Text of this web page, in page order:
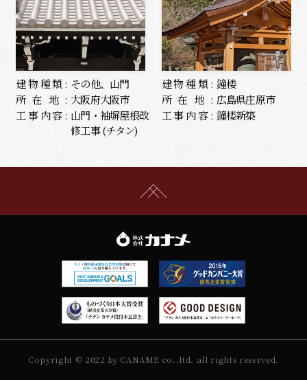
建物種類: その他、山門
所在地: 大阪府大阪市
工事内容: 山門・袖塀屋根改
修工事 (チタン)
建物種類: 鐘楼
所在地: 広島県庄原市
工事内容: 鐘楼新築
Copyright © 2022 by CANAME co.,ltd. all rights reserved.